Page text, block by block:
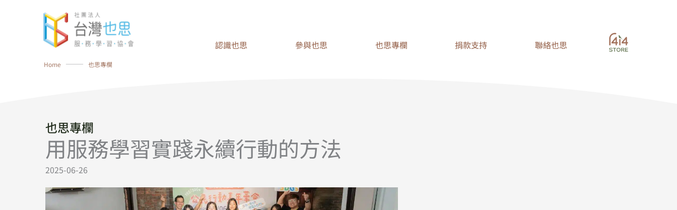
認識也思 參與也思 也思專欄 捐款支持 聯絡也思
Home ⸻ 也思專欄
也思專欄
用服務學習實踐永續行動的方法
2025-06-26